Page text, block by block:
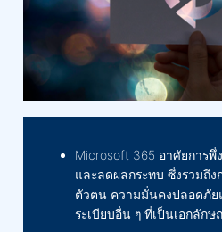
Microsoft 365 อาศัยการพึ่
และลดผลกระทบ ซึ่งรวมถึง
ตัวตน ความมั่นคงปลอดภัย
ระเบียบอื่น ๆ ที่เป็นเอกลัก